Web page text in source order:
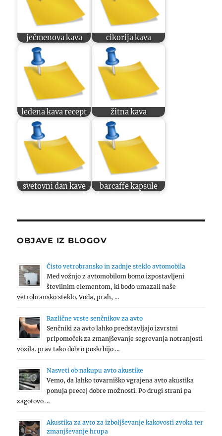
ječmenova kava cikorija kava
ledena kava recept žitna kava
svetovni dan kave barcaffe kapsule
OBJAVE IZ BLOGOV
Čisto vetrobransko in zadnje steklo avtomobila
Med vožnjo z avtomobilom bomo izpostavljeni
številnim elementom, ki bodo umazali naše
vetrobransko steklo. Voda, prah, …
Različne vrste senčnikov za avto
Senčniki za avto lahko predstavljajo izvrstni
pripomoček za zmanjševanje segrevanja notranjosti
vozila. prav tako dobro poskrbijo …
Nasveti ob nakupu avto akustike
Vemo, da lahko tovarniško vgrajena avto akustika
ponuja precej dobre možnosti. Po drugi strani pa
zagotovo …
Akustika za avto za izboljševanje kakovosti zvoka ter
zmanjševanje hrupa